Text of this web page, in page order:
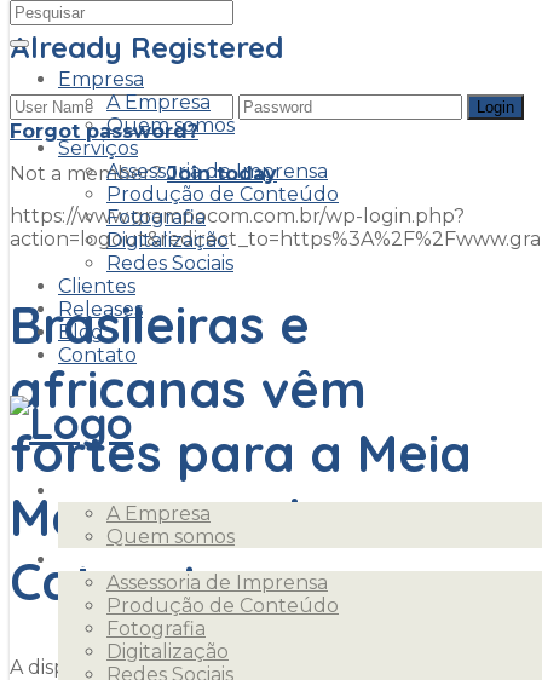
Empresa
A Empresa
Quem somos
Serviços
Assessoria de Imprensa
Produção de Conteúdo
Fotografia
Digitalização
Redes Sociais
Clientes
Releases
Blog
Contato
A Empresa
Quem somos
Assessoria de Imprensa
Produção de Conteúdo
Fotografia
Digitalização
Redes Sociais
Already Registered
Forgot password?
Not a member?Join today
https://www.grampocom.com.br/wp-login.php?
Brasileiras e
africanas vêm
fortes para a Meia
Maratona das
Cataratas
A disputa pelo título da 7ª Meia Maratona das